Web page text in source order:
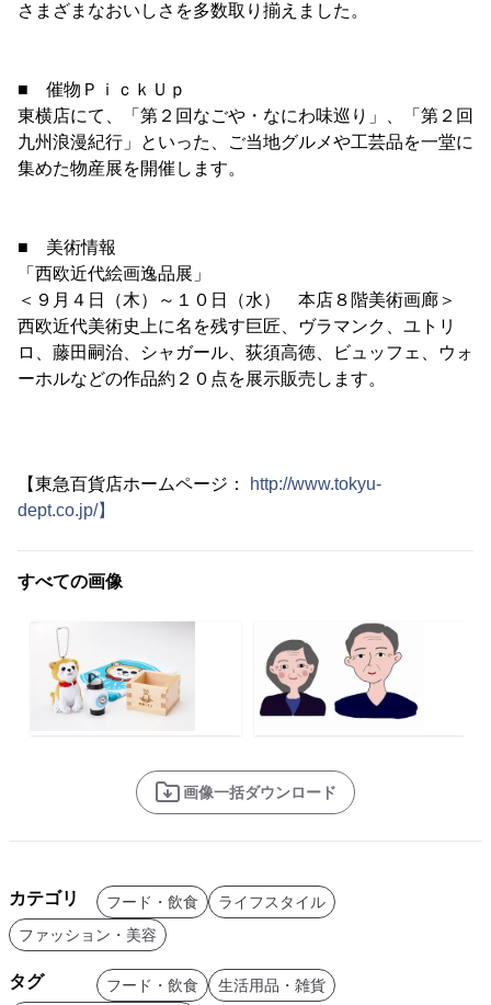
さまざまなおいしさを多数取り揃えました。
■ 催物ＰｉｃｋＵｐ
東横店にて、「第２回なごや・なにわ味巡り」、「第２回
九州浪漫紀行」といった、ご当地グルメや工芸品を一堂に
集めた物産展を開催します。
■ 美術情報
「西欧近代絵画逸品展」
＜９月４日（木）～１０日（水） 本店８階美術画廊＞
西欧近代美術史上に名を残す巨匠、ヴラマンク、ユトリ
ロ、藤田嗣治、シャガール、荻須高徳、ビュッフェ、ウォ
ーホルなどの作品約２０点を展示販売します。
【東急百貨店ホームページ：
http://www.tokyu-
dept.co.jp/】
すべての画像
画像一括ダウンロード
カテゴリ フード・飲食
ライフスタイル
ファッション・美容
タグ フード・飲食 生活用品・雑貨